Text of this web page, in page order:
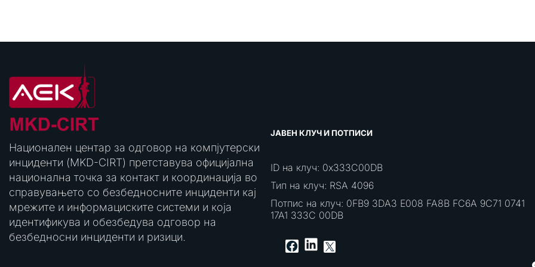
Национален центар за одговор на компјутерски
инциденти (MKD-CIRT) претставува официјална
национална точка за контакт и координација во
справувањето со безбедносните инциденти кај
мрежите и информациските системи и која
идентификува и обезбедува одговор на
безбедносни инциденти и ризици.
ЈАВЕН КЛУЧ И ПОТПИСИ
ID на клуч: 0x333C00DB
Тип на клуч: RSA 4096
Потпис на клуч: 0FB9 3DA3 E008 FA8B FC6A 9C71 0741
17A1 333C 00DB
Facebook
LinkedIn
X